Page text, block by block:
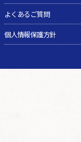
よくあるご質問
個人情報保護方針